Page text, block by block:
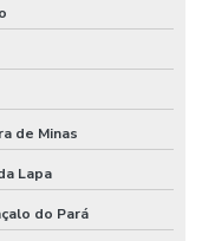
de Minas
Lapa
do Pará